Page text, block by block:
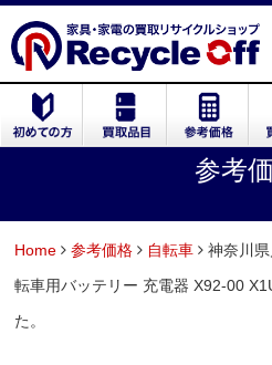
参考
Home 参考価格 自転車
神奈川
転車用バッテリー 充電器 X92-00
た。